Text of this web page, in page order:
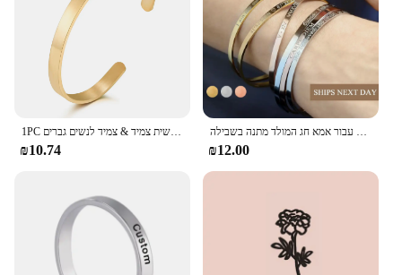
1PC אישית חקוק מותאם אישית שם נירוסטה צמיד תכשיטי שם מילות אותיות אישית צמיד & צמיד לנשים גברים
₪10.74
צמידים השרוול אישית אישית עבור נשים מתנות החג הטוב ביותר תכשיטי חג המולד מתנה עבור אמא חג המולד מתנה בשבילה
₪12.00